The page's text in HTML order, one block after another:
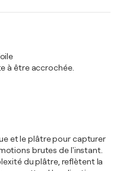
à être accrochée.
et le plâtre pour capturer
brutes de l'instant.
du plâtre, reflètent la